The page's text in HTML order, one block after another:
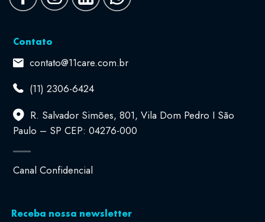
Contato
contato@11care.com.br
(11) 2306-6424
R. Salvador Simões, 801, Vila Dom Pedro I São
Paulo – SP CEP: 04276-000
Canal Confidencial
Receba nossa newsletter